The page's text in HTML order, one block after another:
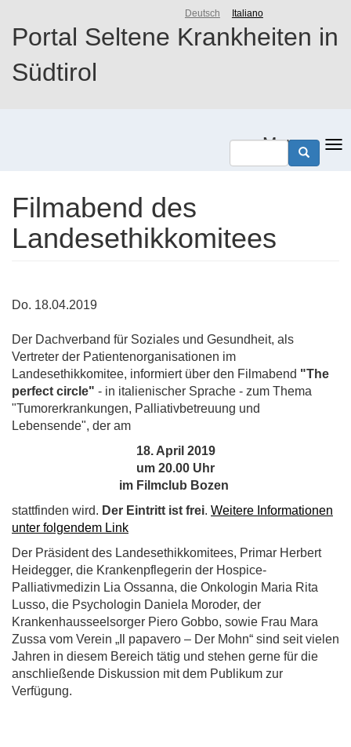
zum
Inhalt
Deutsch Italiano
Portal Seltene Krankheiten in
Südtirol
Menu
Filmabend des
Landesethikkomitees
Do. 18.04.2019
Der Dachverband für Soziales und Gesundheit, als
Vertreter der Patientenorganisationen im
Landesethikkomitee, informiert über den Filmabend "The
perfect circle" - in italienischer Sprache - zum Thema
"Tumorerkrankungen, Palliativbetreuung und
Lebensende", der am
18. April 2019
um 20.00 Uhr
im Filmclub Bozen
stattfinden wird. Der Eintritt ist frei. ​​​​ Weitere Informationen
unter folgendem Link
Der Präsident des Landesethikkomitees, Primar Herbert
Heidegger, die Krankenpflegerin der Hospice-
Palliativmedizin Lia Ossanna, die Onkologin Maria Rita
Lusso, die Psychologin Daniela Moroder, der
Krankenhausseelsorger Piero Gobbo, sowie Frau Mara
Zussa vom Verein „Il papavero – Der Mohn“ sind seit vielen
Jahren in diesem Bereich tätig und stehen gerne für die
anschließende Diskussion mit dem Publikum zur
Verfügung.